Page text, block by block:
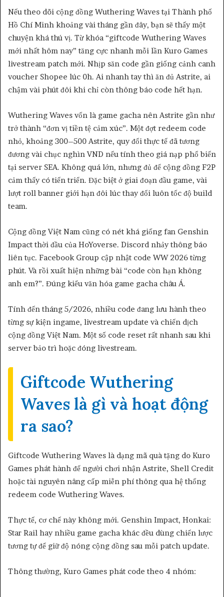
Nếu theo dõi cộng đồng Wuthering Waves tại Thành phố
Hồ Chí Minh khoảng vài tháng gần đây, bạn sẽ thấy một
chuyện khá thú vị. Từ khóa “giftcode Wuthering Waves
mới nhất hôm nay” tăng cực nhanh mỗi lần Kuro Games
livestream patch mới. Nhịp săn code gần giống cảnh canh
voucher Shopee lúc 0h. Ai nhanh tay thì ăn đủ Astrite, ai
chậm vài phút đôi khi chỉ còn thông báo code hết hạn.
Wuthering Waves vốn là game gacha nên Astrite gần như
trở thành “đơn vị tiền tệ cảm xúc”. Một đợt redeem code
nhỏ, khoảng 300–500 Astrite, quy đổi thực tế đã tương
đương vài chục nghìn VND nếu tính theo giá nạp phổ biến
tại server SEA. Không quá lớn, nhưng đủ để cộng đồng F2P
cảm thấy có tiến triển. Đặc biệt ở giai đoạn đầu game, vài
lượt roll banner giới hạn đôi lúc thay đổi luôn tốc độ build
team.
Cộng đồng Việt Nam cũng có nét khá giống fan Genshin
Impact thời đầu của HoYoverse. Discord nhảy thông báo
liên tục. Facebook Group cập nhật code WW 2026 từng
phút. Và rồi xuất hiện những bài “code còn hạn không
anh em?”. Đúng kiểu văn hóa game gacha châu Á.
Tính đến tháng 5/2026, nhiều code đang lưu hành theo
từng sự kiện ingame, livestream update và chiến dịch
cộng đồng Việt Nam. Một số code reset rất nhanh sau khi
server bảo trì hoặc đóng livestream.
Giftcode Wuthering
Waves là gì và hoạt động
ra sao?
Giftcode Wuthering Waves là dạng mã quà tặng do Kuro
Games phát hành để người chơi nhận Astrite, Shell Credit
hoặc tài nguyên nâng cấp miễn phí thông qua hệ thống
redeem code Wuthering Waves.
Thực tế, cơ chế này không mới. Genshin Impact, Honkai:
Star Rail hay nhiều game gacha khác đều dùng chiến lược
tương tự để giữ độ nóng cộng đồng sau mỗi patch update.
Thông thường, Kuro Games phát code theo 4 nhóm: